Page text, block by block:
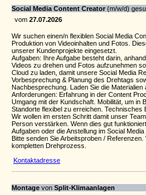
Social Media Content Creator (m/w/d)
vom 27.07.2026
Wir suchen einen/n flexiblen Social Media
Produktion von Videoinhalten und Fotos.
unserer Kundenprojekte eingesetzt.
Aufgaben: Ihre Aufgabe besteht darin,
Videos zu drehen und Fotos aufzunehmen
Cloud zu laden, damit unsere Social Media
Vorbesprechung & Planung des Drehtags
Nachbesprechung. Laden Sie die Materialien
Anforderungen: Erfahrung in der Content
Umgang mit der Kundschaft. Mobilität, um in
Standorte flexibel zu erreichen. Technisches
Wir wollen im ersten Schritt damit unser
Person verstärken. Wenn dies gut
Aufgaben oder die Anstellung im Social Media
Bitte senden Sie Arbeitsproben /
kompletten Drehprozess.
Kontaktadresse
Montage von Split-Klimaanlagen